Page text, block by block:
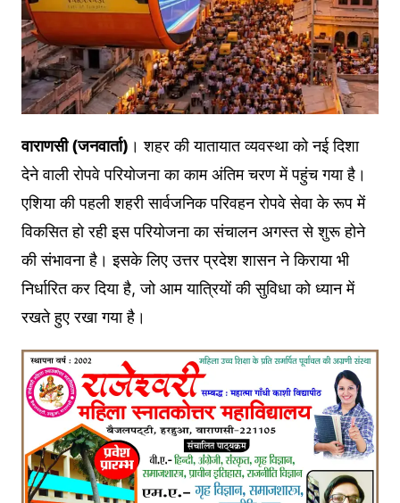
वाराणसी (जनवार्ता) । शहर की यातायात व्यवस्था को नई दिशा
देने वाली रोपवे परियोजना का काम अंतिम चरण में पहुंच गया है।
एशिया की पहली शहरी सार्वजनिक परिवहन रोपवे सेवा के रूप में
विकसित हो रही इस परियोजना का संचालन अगस्त से शुरू होने
की संभावना है। इसके लिए उत्तर प्रदेश शासन ने किराया भी
निर्धारित कर दिया है, जो आम यात्रियों की सुविधा को ध्यान में
रखते हुए रखा गया है।